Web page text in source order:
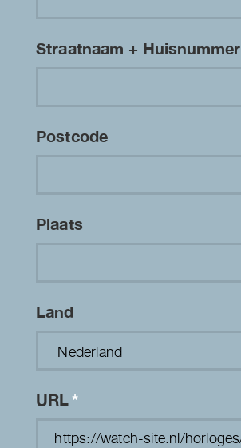
Straatnaam + Huisnummer
Postcode
Plaats
Land
URL*